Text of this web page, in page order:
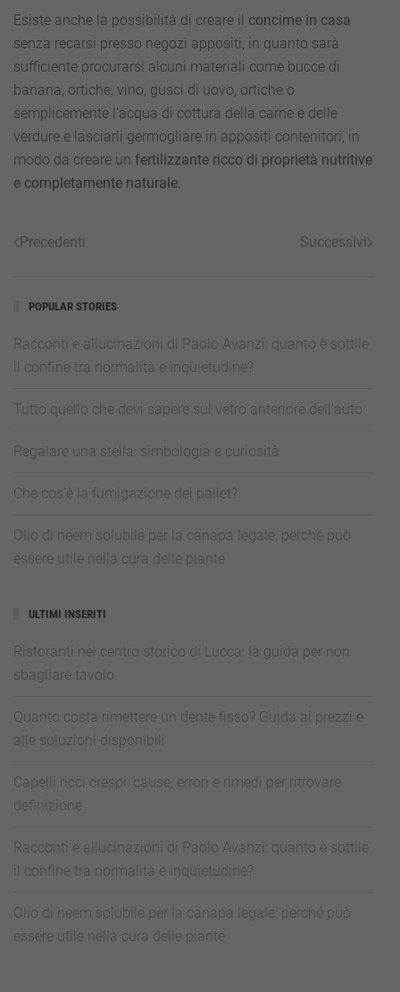
Esiste anche la possibilità di creare il concime in casa
senza recarsi presso negozi appositi, in quanto sarà
sufficiente procurarsi alcuni materiali come bucce di
banana, ortiche, vino, gusci di uovo, ortiche o
semplicemente l’acqua di cottura della carne e delle
verdure e lasciarli germogliare in appositi contenitori, in
modo da creare un fertilizzante ricco di proprietà nutritive
e completamente naturale.
Precedenti Successivi
POPULAR STORIES
Racconti e allucinazioni di Paolo Avanzi: quanto è sottile
il confine tra normalità e inquietudine?
Tutto quello che devi sapere sul vetro anteriore dell’auto
Regalare una stella: simbologia e curiosità
Che cos’è la fumigazione dei pallet?
Olio di neem solubile per la canapa legale: perché può
essere utile nella cura delle piante
ULTIMI INSERITI
Ristoranti nel centro storico di Lucca: la guida per non
sbagliare tavolo
Quanto costa rimettere un dente fisso? Guida ai prezzi e
alle soluzioni disponibili
Capelli ricci crespi: cause, errori e rimedi per ritrovare
definizione
Racconti e allucinazioni di Paolo Avanzi: quanto è sottile
il confine tra normalità e inquietudine?
Olio di neem solubile per la canapa legale: perché può
essere utile nella cura delle piante